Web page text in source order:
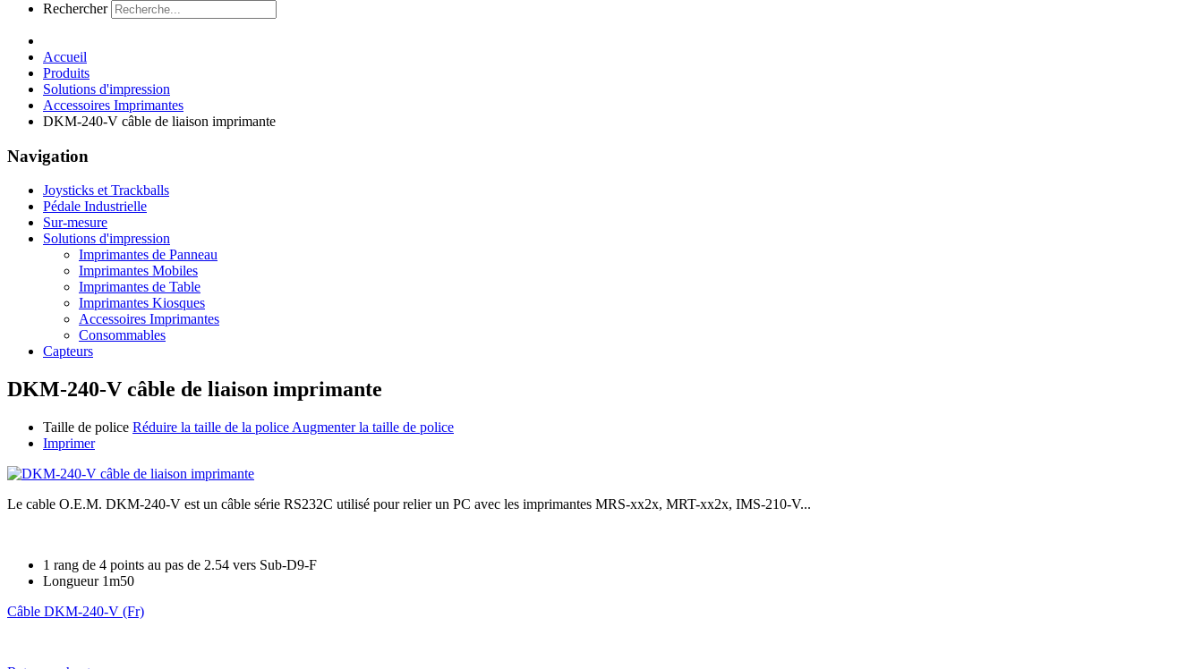
Rechercher
Accueil
Produits
Solutions d'impression
Accessoires Imprimantes
DKM-240-V câble de liaison imprimante
Navigation
Joysticks et Trackballs
Pédale Industrielle
Sur-mesure
Solutions d'impression
Imprimantes de Panneau
Imprimantes Mobiles
Imprimantes de Table
Imprimantes Kiosques
Accessoires Imprimantes
Consommables
Capteurs
DKM-240-V câble de liaison imprimante
Taille de police Réduire la taille de la police Augmenter la taille de police
Imprimer
Le cable O.E.M. DKM-240-V est un câble série RS232C utilisé pour relier un PC avec les imprimantes MRS-xx2x, MRT-xx2x, IMS-210-V...
1 rang de 4 points au pas de 2.54 vers Sub-D9-F
Longueur 1m50
Câble DKM-240-V (Fr)